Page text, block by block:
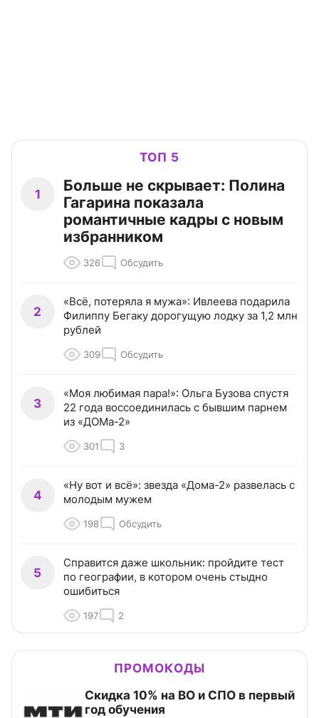
ТОП 5
1
Больше не скрывает: Полина
Гагарина показала
романтичные кадры с новым
избранником
326 Обсудить
2
«Всё, потеряла я мужа»: Ивлеева подарила
Филиппу Бегаку дорогущую лодку за 1,2 млн
рублей
309 Обсудить
3
«Моя любимая пара!»: Ольга Бузова спустя
22 года воссоединилась с бывшим парнем
из «ДОМа-2»
301 3
4
«Ну вот и всё»: звезда «Дома-2» развелась с
молодым мужем
198 Обсудить
5
Справится даже школьник: пройдите тест
по географии, в котором очень стыдно
ошибиться
197 2
ПРОМОКОДЫ
Скидка 10% на ВО и СПО в первый
год обучения